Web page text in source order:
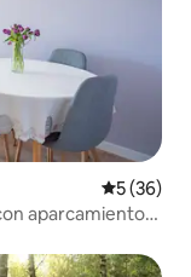
5 (36)
aparcamiento